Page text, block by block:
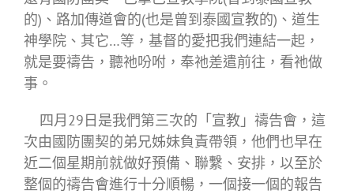
的)、路加傳道會的(也是曾到泰國宣教的)、道生
神學院、其它…等，基督的愛把我們連結一起，
就是要禱告，聽祂吩咐，奉祂差遣前往，看祂做
事。
四月29日是我們第三次的「宣教」禱告會，這
次由國防團契的弟兄姊妹負責帶領，他們也早在
近二個星期前就做好預備、聯繫、安排，以至於
整個的禱告會進行十分順暢，一個接一個的報告